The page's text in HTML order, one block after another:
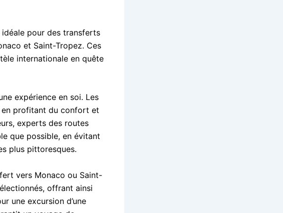
idéale pour des transferts
et Saint-Tropez. Ces
internationale en quête
expérience en soi. Les
profitant du confort et
experts des routes
que possible, en évitant
plus pittoresques.
vers Monaco ou Saint-
offrant ainsi
une excursion d’une